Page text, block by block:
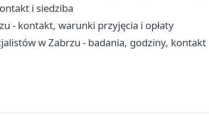
i siedziba
- kontakt, warunki przyjęcia i opłaty
w Zabrzu - badania, godziny, kontakt